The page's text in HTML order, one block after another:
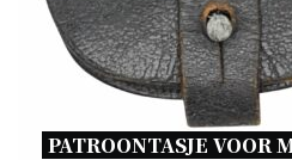
PATROONTASJE VOOR